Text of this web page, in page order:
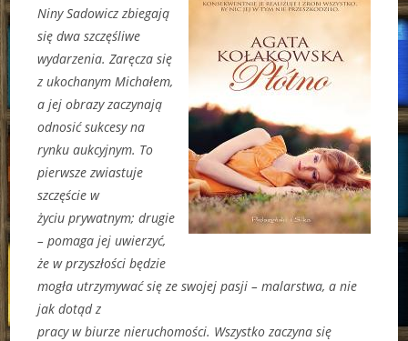
Niny Sadowicz zbiegają
się dwa szczęśliwe
wydarzenia. Zaręcza się
z ukochanym Michałem,
a jej obrazy zaczynają
odnosić sukcesy na
rynku aukcyjnym. To
pierwsze zwiastuje
szczęście w
życiu prywatnym; drugie
– pomaga jej uwierzyć,
że w przyszłości będzie
mogła utrzymywać się ze swojej pasji – malarstwa, a nie
jak dotąd z
pracy w biurze nieruchomości. Wszystko zaczyna się